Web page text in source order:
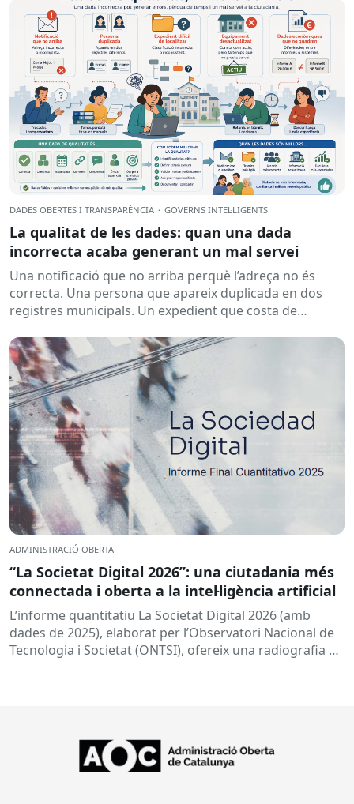
DADES OBERTES I TRANSPARÈNCIA · GOVERNS INTEL·LIGENTS
La qualitat de les dades: quan una dada
incorrecta acaba generant un mal servei
Una notificació que no arriba perquè l’adreça no és
correcta. Una persona que apareix duplicada en dos
registres municipals. Un expedient que costa de
ADMINISTRACIÓ OBERTA
“La Societat Digital 2026”: una ciutadania més
connectada i oberta a la intel·ligència artificial
L’informe quantitatiu La Societat Digital 2026 (amb
dades de 2025), elaborat per l’Observatori Nacional de
Tecnologia i Societat (ONTSI), ofereix una radiografia de